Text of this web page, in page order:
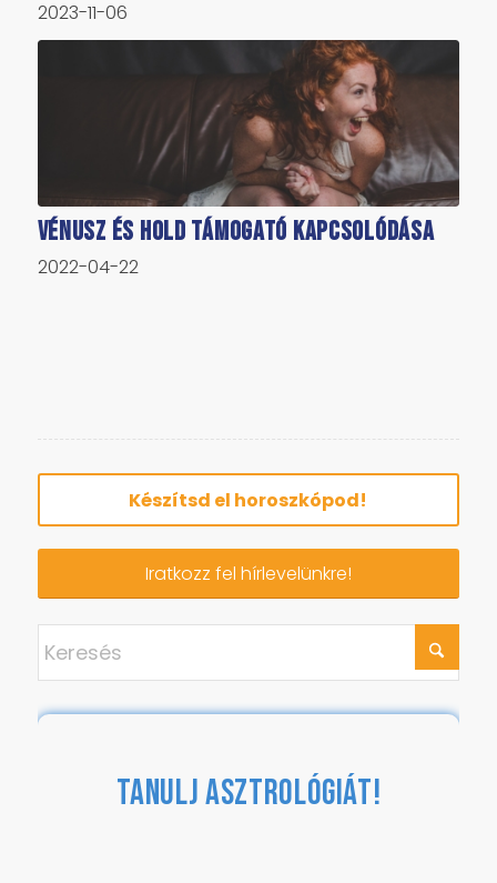
2023-11-06
Vénusz és Hold támogató kapcsolódása
2022-04-22
Készítsd el horoszkópod!
Iratkozz fel hírlevelünkre!
TANULJ ASZTROLÓGIÁT!